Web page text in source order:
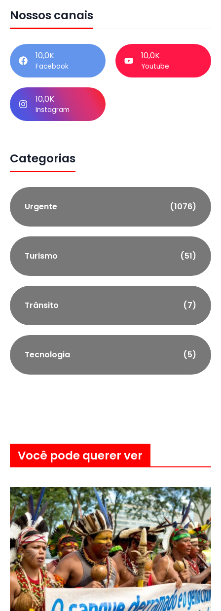
Nossos canais
10,0K
Facebook
10,0K
Youtube
10,0K
Instagram
Categorias
Urgente (1076)
Turismo (51)
Trânsito (7)
Tecnologia (5)
Você pode querer ver